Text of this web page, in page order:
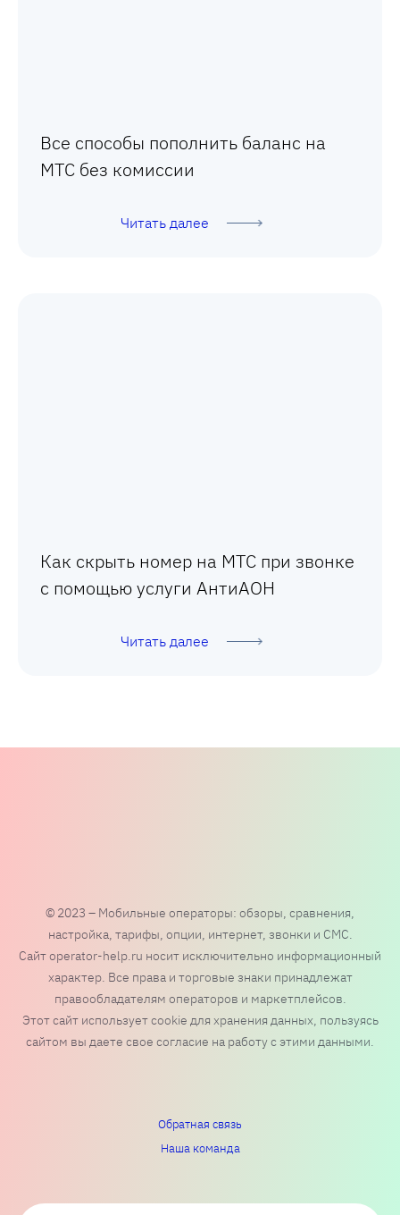
Все способы пополнить баланс на
МТС без комиссии
Читать далее
Как скрыть номер на МТС при звонке
с помощью услуги АнтиАОН
Читать далее
© 2023 – Мобильные операторы: обзоры, сравнения,
настройка, тарифы, опции, интернет, звонки и СМС.
Сайт operator-help.ru носит исключительно информационный
характер. Все права и торговые знаки принадлежат
правообладателям операторов и маркетплейсов.
Этот сайт использует cookie для хранения данных, пользуясь
сайтом вы даете свое согласие на работу с этими данными.
Обратная связь
Наша команда